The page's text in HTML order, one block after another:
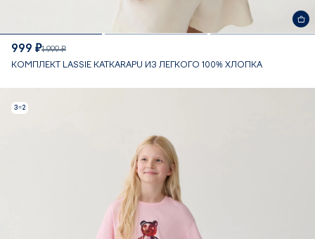
999 ₽1 999 ₽
КОМПЛЕКТ LASSIE KATKARAPU ИЗ ЛЕГКОГО 100% ХЛОПКА
3=2